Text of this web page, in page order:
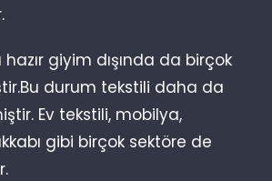
giyim dışında da birçok
durum tekstili daha da
Ev tekstili, mobilya,
gibi birçok sektöre de